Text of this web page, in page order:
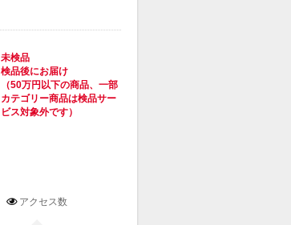
未検品
検品後にお届け
（50万円以下の商品、一部
カテゴリー商品は検品サー
ビス対象外です）
アクセス数